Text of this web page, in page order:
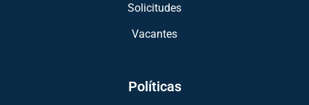
Solicitudes
Vacantes
Políticas